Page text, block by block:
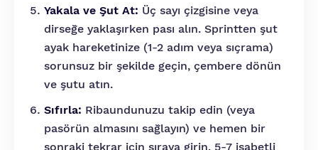
Yakala ve Şut At: Üç sayı çizgisine veya
dirseğe yaklaşırken pası alın. Sprintten şut
ayak hareketinize (1-2 adım veya sıçrama)
sorunsuz bir şekilde geçin, çembere dönün
ve şutu atın.
Sıfırla: Ribaundunuzu takip edin (veya
pasörün almasını sağlayın) ve hemen bir
sonraki tekrar için sıraya girin. 5-7 isabetli